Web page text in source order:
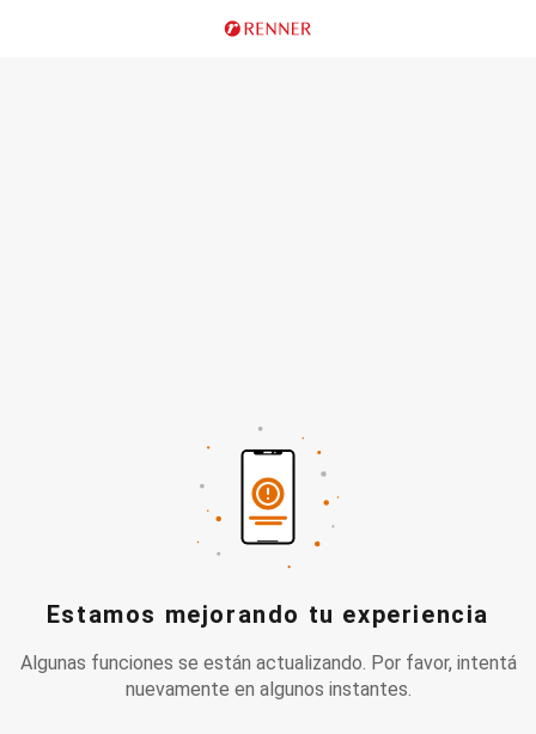
Estamos mejorando tu experiencia
Algunas funciones se están actualizando. Por favor, intentá
nuevamente en algunos instantes.